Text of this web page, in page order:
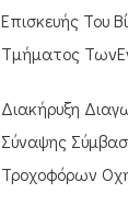
Επισκευής Του
Τμήματος
Διακήρυξη
Σύναψης
Τροχοφόρων